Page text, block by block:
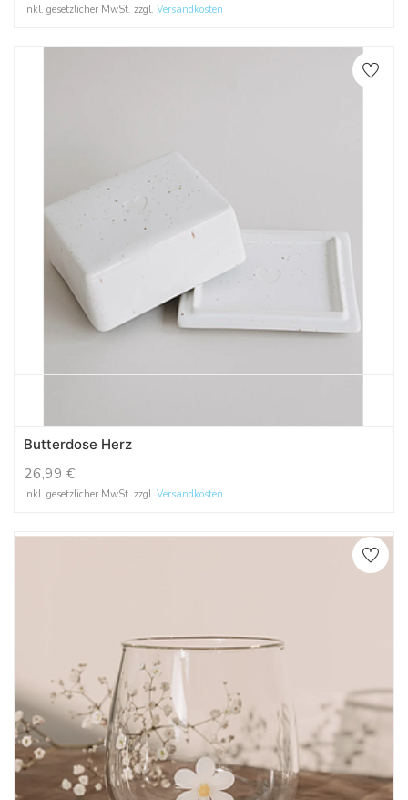
Inkl. gesetzlicher MwSt. zzgl. Versandkosten
Butterdose Herz
26,99 €
Inkl. gesetzlicher MwSt. zzgl. Versandkosten